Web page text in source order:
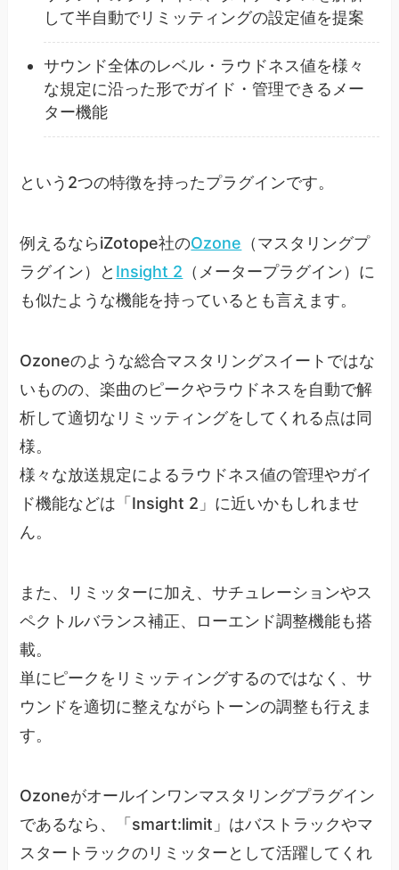
して半自動でリミッティングの設定値を提案
サウンド全体のレベル・ラウドネス値を様々
な規定に沿った形でガイド・管理できるメー
ター機能
という2つの特徴を持ったプラグインです。
例えるならiZotope社のOzone （マスタリングプ
ラグイン）と Insight 2 （メータープラグイン）に
も似たような機能を持っているとも言えます。
Ozoneのような総合マスタリングスイートではな
いものの、楽曲のピークやラウドネスを自動で解
析して適切なリミッティングをしてくれる点は同
様。
様々な放送規定によるラウドネス値の管理やガイ
ド機能などは「Insight 2」に近いかもしれませ
ん。
また、リミッターに加え、サチュレーションやス
ペクトルバランス補正、ローエンド調整機能も搭
載。
単にピークをリミッティングするのではなく、サ
ウンドを適切に整えながらトーンの調整も行えま
す。
Ozoneがオールインワンマスタリングプラグイン
であるなら、「smart:limit」はバストラックやマ
スタートラックのリミッターとして活躍してくれ